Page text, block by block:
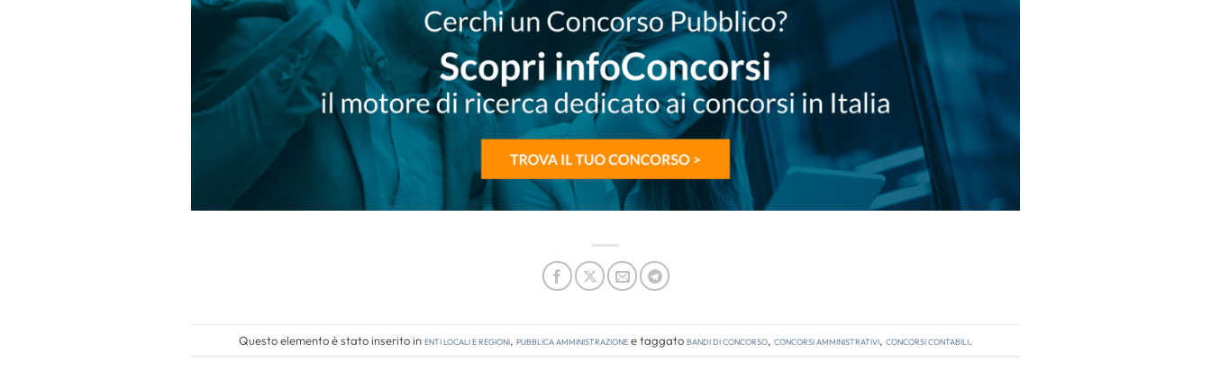
Questo elemento è stato inserito inEnti locali e regioni, Pubblica amministrazionee taggatobandi di concorso, concorsi amministrativi, concorsi contabili.